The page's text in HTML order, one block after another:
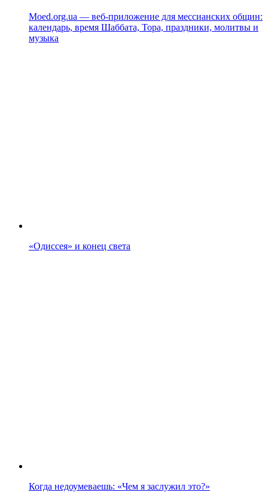
Moed.org.ua — веб-приложение для мессианских общин:
календарь, время Шаббата, Тора, праздники, молитвы и
музыка
«Одиссея» и конец света
Когда недоумеваешь: «Чем я заслужил это?»